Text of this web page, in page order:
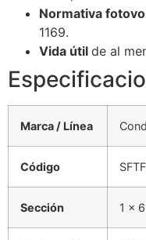
Normativa
1169.
Vida útil de al
Marca / Línea
Código
Sección 1 ×